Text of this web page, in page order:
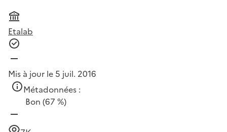
Etalab
Mis à jour le 5 juil. 2016
Métadonnées :
Bon (67 %)